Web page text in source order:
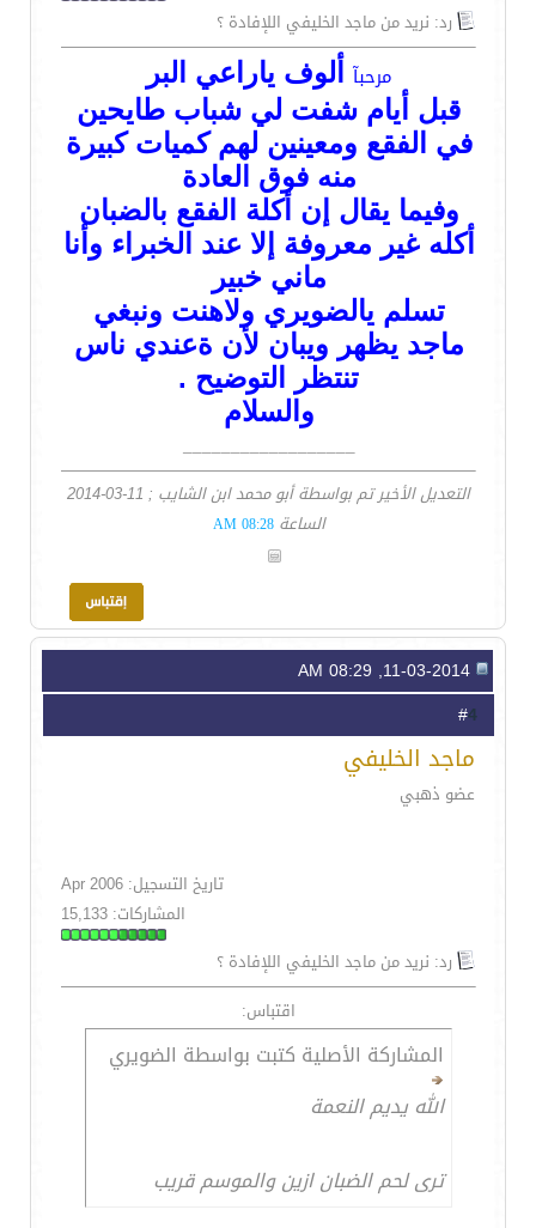
رد: نريد من ماجد الخليفي اللإفادة ؟
مرحبآ ألوف ياراعي البر
قبل أيام شفت لي شباب طايحين
في الفقع ومعينين لهم كميات كبيرة
منه فوق العادة
وفيما يقال إن أكلة الفقع بالضبان
أكله غير معروفة إلا عند الخبراء وأنا
ماني خبير
تسلم يالضويري ولاهنت ونبغي
ماجد يظهر ويبان لأن ةعندي ناس
تنتظر التوضيح .
والسلام
__________________
التعديل الأخير تم بواسطة أبو محمد ابن الشايب ; 11-03-2014
الساعة08:28 AM
4
ماجد الخليفي
عضو ذهبي
تاريخ التسجيل: Apr 2006
المشاركات: 15,133
رد: نريد من ماجد الخليفي اللإفادة ؟
اقتباس:
المشاركة الأصلية كتبت بواسطة الضويري
الله يديم النعمة
ترى لحم الضبان ازين والموسم قريب